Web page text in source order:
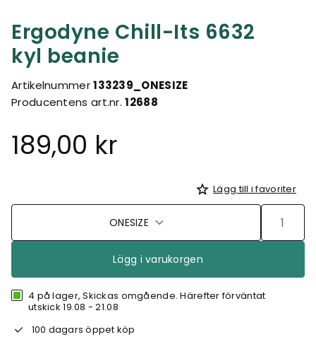
Ergodyne Chill-Its 6632
kyl beanie
Artikelnummer133239_ONESIZE
Producentens art.nr.12688
189,00 kr
Lägg till i favoriter
ONESIZE
Lägg i varukorgen
4 på lager, Skickas omgående. Härefter förväntat
utskick 19.08 - 21.08
100 dagars öppet köp